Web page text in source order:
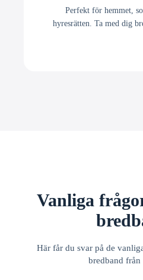
Perfekt för hemmet,
hyresrätten. Ta med dig
Vanliga
Här får du svar på de
bredband